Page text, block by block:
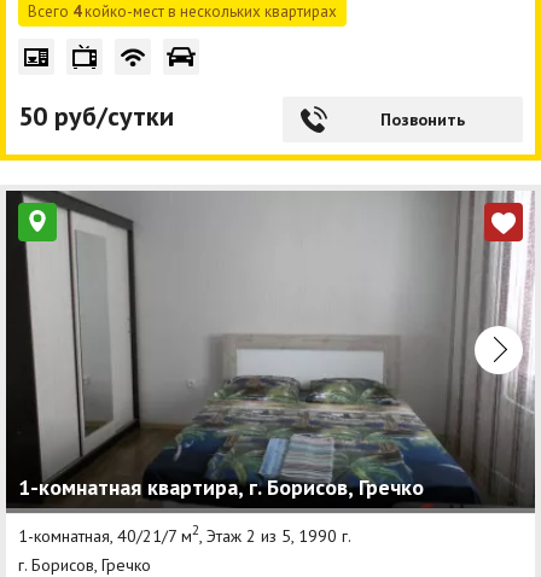
Всего 4койко-мест в нескольких квартирах
50 руб/сутки Позвонить
1-комнатная квартира, г. Борисов, Гречко
1-комнатная, 40/21/7 м2, Этаж 2 из 5, 1990 г.
г. Борисов, Гречко